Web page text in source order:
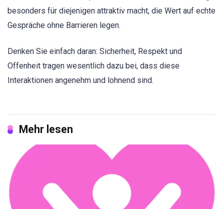
besonders für diejenigen attraktiv macht, die Wert auf echte
Gespräche ohne Barrieren legen.
Denken Sie einfach daran: Sicherheit, Respekt und
Offenheit tragen wesentlich dazu bei, dass diese
Interaktionen angenehm und lohnend sind.
Mehr lesen